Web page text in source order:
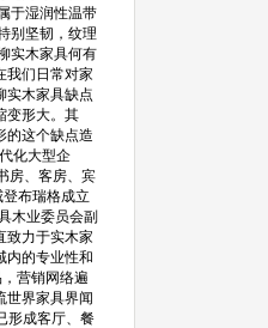
于湿润性温带
别坚韧，纹理
实木家具何有
我们日常对家
木家具缺点
变形大。其
的这个缺点造
化大型企
房、客房、宾
布瑞格成立
木业委员会副
力于实木家
内的专业性和
营销网络遍
界家具界闻
形成客厅、餐